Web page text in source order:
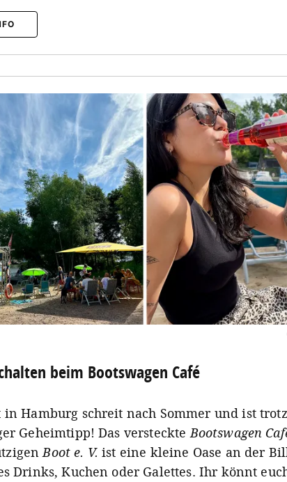
beim Bootswagen Café
in Hamburg schreit nach Sommer und ist
Geheimtipp! Das versteckteBootswagen
Boot e. V. ist eine kleine Oase an der
Drinks, Kuchen oder Galettes. Ihr könnt